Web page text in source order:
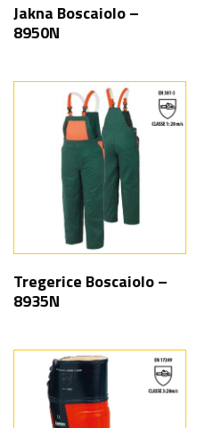
Jakna Boscaiolo –
8950N
Tregerice Boscaiolo –
8935N